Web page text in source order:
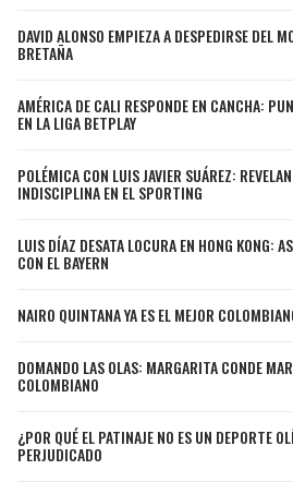
COWBOYS
GIANTS
49ERS
SEAHAWKS
CLIPPERS
LAKERS
GRIZZLIES
PELICANS
DAVID ALONSO EMPIEZA A DESPEDIRSE DEL
BRETAÑA
AMÉRICA DE CALI RESPONDE EN CANCHA:
EN LA LIGA BETPLAY
POLÉMICA CON LUIS JAVIER SUÁREZ:
INDISCIPLINA EN EL SPORTING
LUIS DÍAZ DESATA LOCURA EN HONG KONG:
CON EL BAYERN
NAIRO QUINTANA YA ES EL MEJOR
DOMANDO LAS OLAS: MARGARITA CONDE
COLOMBIANO
¿POR QUÉ EL PATINAJE NO ES UN DEPORTE
PERJUDICADO